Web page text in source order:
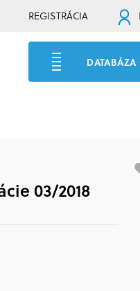
REGISTRÁCIA
03/2018